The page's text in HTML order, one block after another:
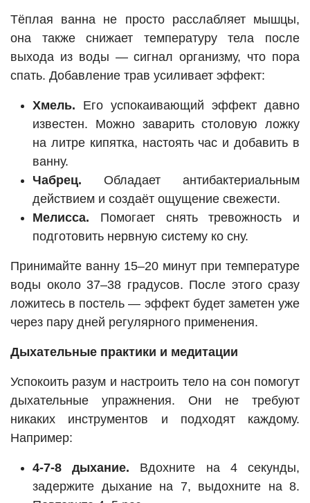
Тёплая ванна не просто расслабляет мышцы,
она также снижает температуру тела после
выхода из воды — сигнал организму, что пора
спать. Добавление трав усиливает эффект:
Хмель. Его успокаивающий эффект давно
известен. Можно заварить столовую ложку
на литре кипятка, настоять час и добавить в
ванну.
Чабрец. Обладает антибактериальным
действием и создаёт ощущение свежести.
Мелисса. Помогает снять тревожность и
подготовить нервную систему ко сну.
Принимайте ванну 15–20 минут при температуре
воды около 37–38 градусов. После этого сразу
ложитесь в постель — эффект будет заметен уже
через пару дней регулярного применения.
Дыхательные практики и медитации
Успокоить разум и настроить тело на сон помогут
дыхательные упражнения. Они не требуют
никаких инструментов и подходят каждому.
Например:
4-7-8 дыхание. Вдохните на 4 секунды,
задержите дыхание на 7, выдохните на 8.